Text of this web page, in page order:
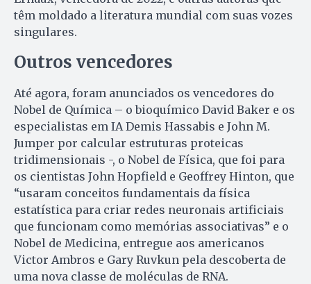
têm moldado a literatura mundial com suas vozes
singulares.
Outros vencedores
Até agora, foram anunciados os vencedores do
Nobel de Química – o bioquímico David Baker e os
especialistas em IA Demis Hassabis e John M.
Jumper por calcular estruturas proteicas
tridimensionais -, o Nobel de Física, que foi para
os cientistas John Hopfield e Geoffrey Hinton, que
“usaram conceitos fundamentais da física
estatística para criar redes neuronais artificiais
que funcionam como memórias associativas” e o
Nobel de Medicina, entregue aos americanos
Victor Ambros e Gary Ruvkun pela descoberta de
uma nova classe de moléculas de RNA.